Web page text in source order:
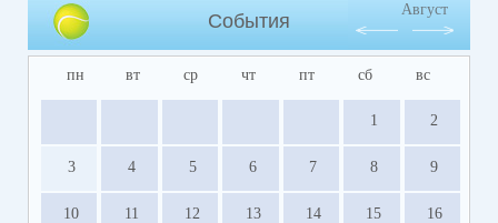
События
Август
пн вт ср чт пт сб вс
1 2
3 4 5 6 7 8 9
10 11 12 13 14 15 16